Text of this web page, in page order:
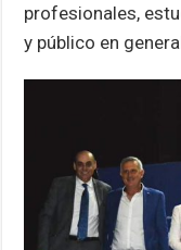
profesionales,
y público en